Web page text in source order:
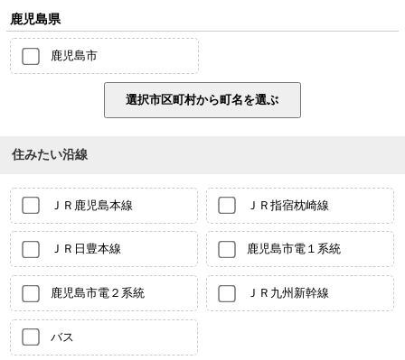
鹿児島県
鹿児島市
住みたい沿線
ＪＲ鹿児島本線 ＪＲ指宿枕崎線
ＪＲ日豊本線 鹿児島市電１系統
鹿児島市電２系統 ＪＲ九州新幹線
バス